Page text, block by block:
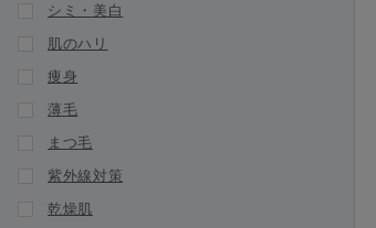
Jan MARINI（ジャンマリーニ スキンリ
サーチ）
infact（インファクト）
JUJIN（十仁）
LA ROCHE POSAY（ラ ロッシュ ポ
ゼ）
新商品が入荷されました
シミ・美白
肌のハリ
痩身
薄毛
まつ毛
紫外線対策
乾燥肌